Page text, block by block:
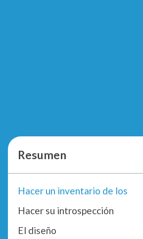
Resumen
Hacer un inventario de los
Hacer su introspección
El diseño